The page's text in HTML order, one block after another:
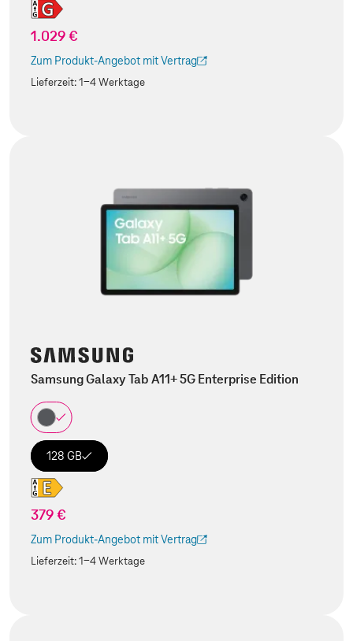
1.029 €
Zum Produkt-Angebot mit Vertrag
(Der Link wird in einem neuen Tab geöffnet)
Lieferzeit:1-4 Werktage
Samsung Galaxy Tab A11+ 5G Enterprise Edition
128 GB
379 €
Zum Produkt-Angebot mit Vertrag
(Der Link wird in einem neuen Tab geöffnet)
Lieferzeit:1-4 Werktage